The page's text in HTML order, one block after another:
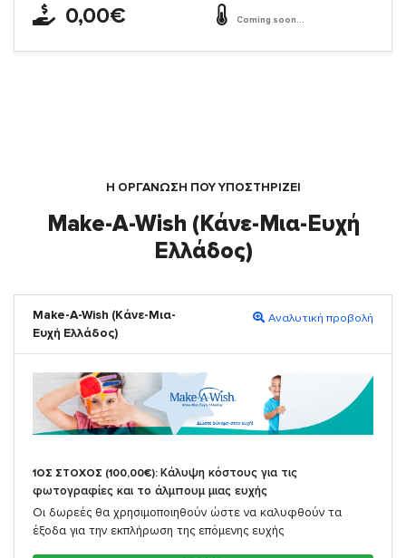
0,00€ Coming soon...
Η ΟΡΓΆΝΩΣΗ ΠΟΥ ΥΠΟΣΤΗΡΙΖΕΙ
Make-A-Wish (Κάνε-Μια-Ευχή
Ελλάδος)
Make-A-Wish (Κάνε-Μια-
Ευχή Ελλάδος)
Αναλυτική προβολή
1ΟΣ ΣΤΟΧΟΣ (100,00€): Κάλυψη κόστους για τις
φωτογραφίες και το άλμπουμ μιας ευχής
Οι δωρεές θα χρησιμοποιηθούν ώστε να καλυφθούν τα
έξοδα για την εκπλήρωση της επόμενης ευχής